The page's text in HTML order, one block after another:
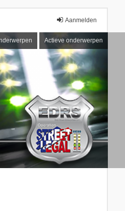
Aanmelden
Actieve onderwerpen